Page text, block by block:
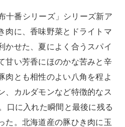
番シリーズ」シリーズ新ア
肉に、香味野菜とドライトマ
かせた、夏によく合うスパイ
甘い芳香にほのかな苦みと辛
肉とも相性のよい八角を程よ
、カルダモンなど特徴的なス
口に入れた瞬間と最後に残る
た。北海道産の豚ひき肉に玉